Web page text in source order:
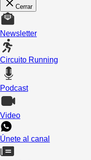
Cerrar
Newsletter
Circuito Running
Podcast
Video
Únete al canal